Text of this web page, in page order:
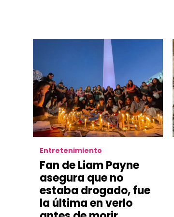
Entretenimiento
Fan de Liam Payne
asegura que no
estaba drogado, fue
la última en verlo